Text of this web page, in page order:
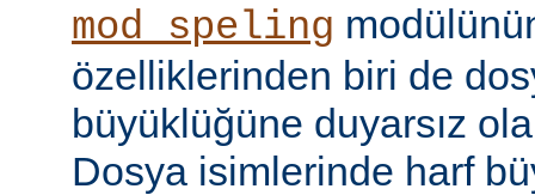
mod_speling
özelliklerinden biri de
büyüklüğüne duyarsız
Dosya isimlerinde harf